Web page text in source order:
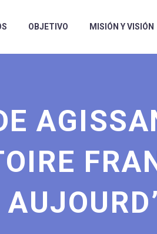
OBJETIVO MISIÓN Y VISIÓN